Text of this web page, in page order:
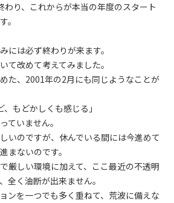
わり、これからが本当の年度のスタート
。
には必ず終わりが来ます。
て改めて考えてみました。
た、2001年の2月にも同じようなことが
、もどかしくも感じる」
ていません。
いのですが、休んでいる間には今進めて
まないのです。
厳しい環境に加えて、ここ最近の不透明
全く油断が出来ません。
ンを一つでも多く重ねて、荒波に備えな